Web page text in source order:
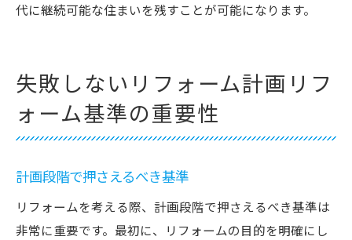
代に継続可能な住まいを残すことが可能になります。
失敗しないリフォーム計画リフ
ォーム基準の重要性
計画段階で押さえるべき基準
リフォームを考える際、計画段階で押さえるべき基準は
非常に重要です。最初に、リフォームの目的を明確にし